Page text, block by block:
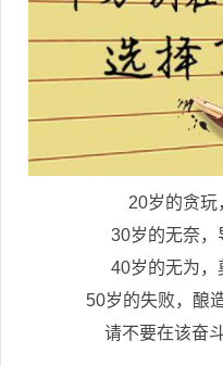
20岁的贪玩
30岁的无奈，
40岁的无为，
50岁的失败，酿
请不要在该奋